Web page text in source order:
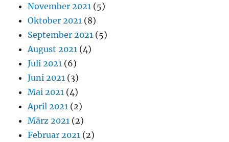
November 2021 (5)
Oktober 2021 (8)
September 2021 (5)
August 2021 (4)
Juli 2021 (6)
Juni 2021 (3)
Mai 2021 (4)
April 2021 (2)
März 2021 (2)
Februar 2021 (2)